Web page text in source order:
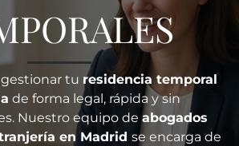
tu residencia temporal
de forma legal, rápida y sin
Nuestro equipo deabogados
en Madrid se encarga de